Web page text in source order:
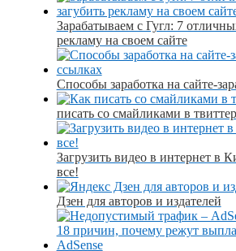
Зарабатываем с Гугл: 7
рекламу на своем сайте
Способы заработка на сайте-
писать со смайликами в
Загрузить видео в интернет в
все!
Дзен для авторов и издателей